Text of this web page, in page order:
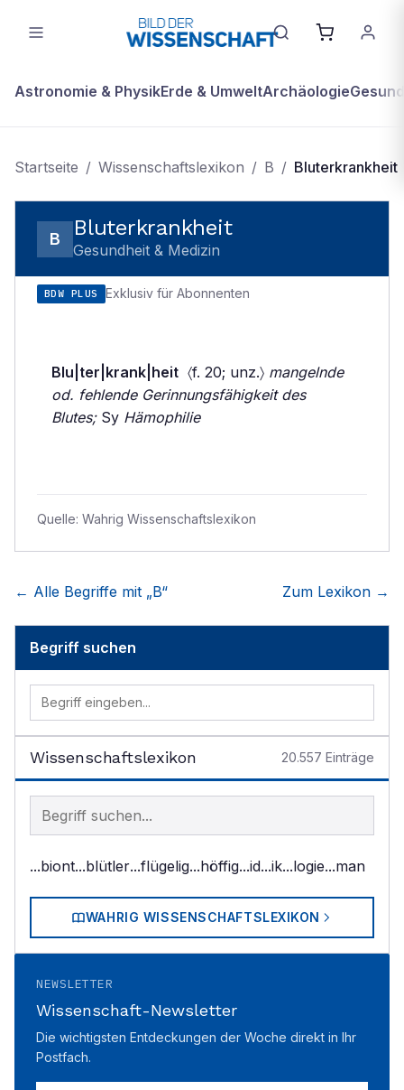
Astronomie & PhysikErde & UmweltArchäologie
Startseite / Wissenschaftslexikon / B / Bluterkrankheit
B Bluterkrankheit
Gesundheit & Medizin
BDW PLUS Exklusiv für Abonnenten
Blu|ter|krank|heit 〈f. 20; unz.〉 mangelnde
od. fehlende Gerinnungsfähigkeit des
Blutes;Sy Hämophilie
Quelle: Wahrig Wissenschaftslexikon
← Alle Begriffe mit „B“ Zum Lexikon →
Begriff suchen
Wissenschaftslexikon 20.557 Einträge
Begriff im Lexikon suchen
...biont...blütler...flügelig...höffig...id...ik...logie...man
WAHRIG WISSENSCHAFTSLEXIKON
NEWSLETTER
Wissenschaft-Newsletter
Die wichtigsten Entdeckungen der Woche direkt in Ihr
Postfach.